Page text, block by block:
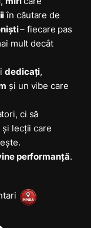
în căutare de
– fiecare pas
mult decât
dedicați,
și un vibe care
ci să
și lecții care
performanță.